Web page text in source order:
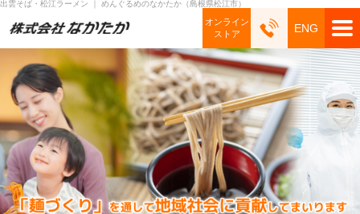
出雲そば・松江ラーメン ｜ めんぐるめのなかたか（島根県松江市）
オンライン
ストア
ENG